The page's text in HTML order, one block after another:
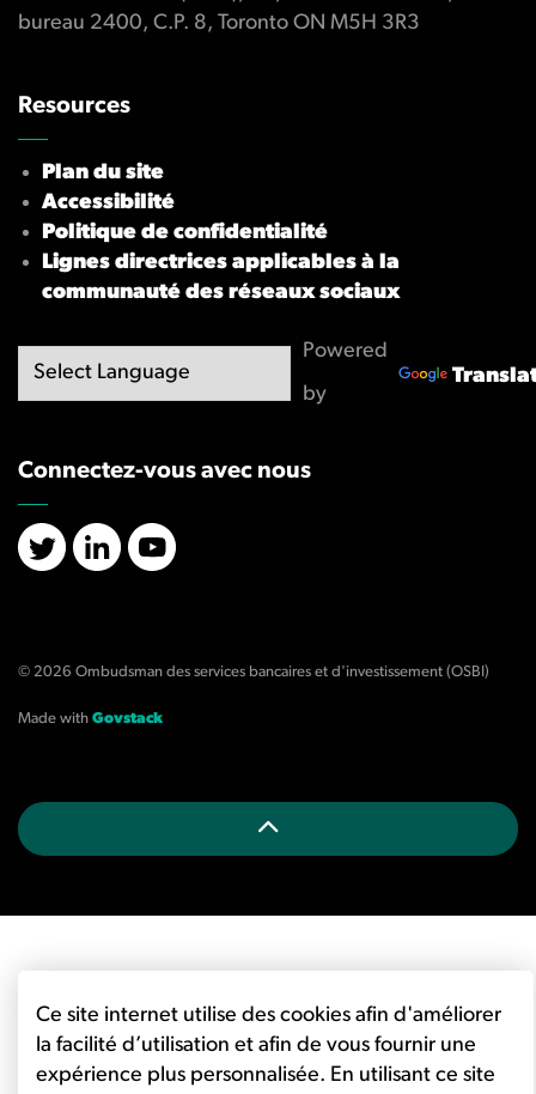
bureau 2400, C.P. 8, Toronto ON M5H 3R3
Resources
Plan du site
Accessibilité
Politique de confidentialité
Lignes directrices applicables à la
communauté des réseaux sociaux
Powered
by
Connectez-vous avec nous
X/TwitterLinkedInYouTube
© 2026 Ombudsman des services bancaires et d'investissement (OSBI)
Made with Govstack
Ce site internet utilise des cookies afin d'améliorer
la facilité d’utilisation et afin de vous fournir une
expérience plus personnalisée. En utilisant ce site